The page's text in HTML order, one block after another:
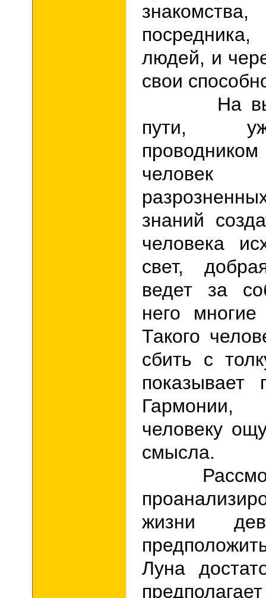
людей, и
свои
На
пути,
знаний
человека
свет,
ведет за
него многие
Такого
сбить с
Гармонии,
человеку
смысла.
жизни
Луна